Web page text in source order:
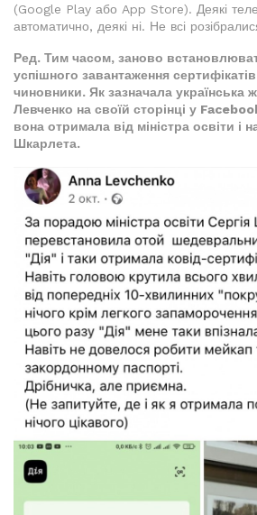
(Google Play або App Store). Деякі
автоматично, деякі ні. Не всі
Ред. Тим часом, заново
успішного завантаження
чиновники. Як зазначала українська
Левченко на своїй сторінці у
вона отримала від міністра освіти і
Шкарлета.